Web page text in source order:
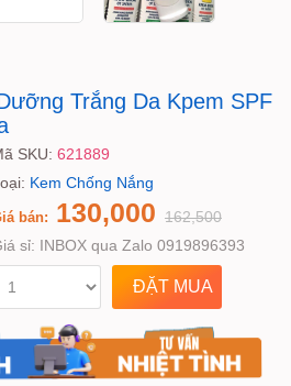
Trắng Da Kpem SPF
SKU: 621889
Kem Chống Nắng
bán: 130,000 162,500
sỉ: INBOX qua Zalo 0919896393